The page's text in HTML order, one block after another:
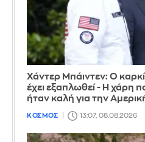
Χάντερ Μπάιντεν: Ο
έχει εξαπλωθεί - Η χάρη
ήταν καλή για την
ΚΟΣΜΟΣ 13:07, 08.08.2026